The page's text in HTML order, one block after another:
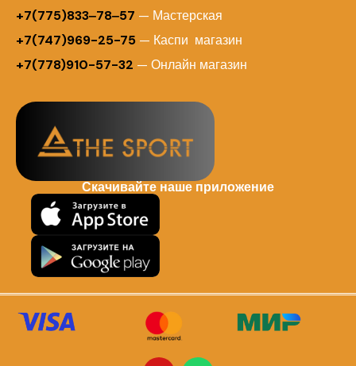
+7(775)833‒78‒57 — Мастерская
+7(747)969-25-75 — Каспи магазин
+7(778)910-57-32 — Онлайн магазин
Скачивайте наше приложение